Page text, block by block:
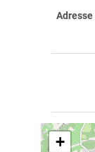
Adresse
+